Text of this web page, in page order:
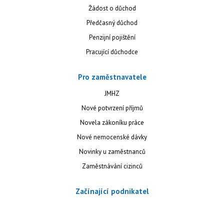
Žádost o důchod
Předčasný důchod
Penzijní pojištění
Pracující důchodce
Pro zaměstnavatele
JMHZ
Nové potvrzení příjmů
Novela zákoníku práce
Nové nemocenské dávky
Novinky u zaměstnanců
Zaměstnávání cizinců
Začínající podnikatel